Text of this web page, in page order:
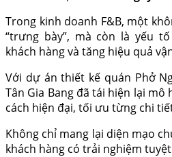
Trong kinh doanh F&B, một
“trưng bày”, mà còn là yếu
khách hàng và tăng hiệu quả
Với dự án thiết kế quán Phở
Tân Gia Bang đã tái hiện lại
cách hiện đại, tối ưu từng chi
Không chỉ mang lại diện mạo
khách hàng có trải nghiệm